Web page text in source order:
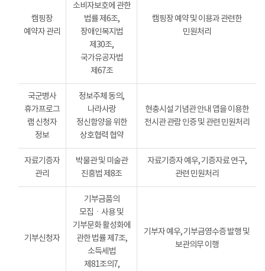
캠핑장
예약자 관리
소비자보호에 관한
법률 제6조,
장애인복지법
제30조,
국가유공자법
제67조
캠핑장 예약 및 이용과 관련한
민원처리
국군병사
휴가프로그
램 신청자
정보
정보주체 동의,
나라사랑
정신함양을 위한
상호협력 협약
현충시설 기념관 안내 앱을 이용한
전시관 관람 인증 및 관련 민원처리
자료기증자
관리
박물관 및 미술관
진흥법 제8조
자료기증자 예우, 기증자료 연구,
관련 민원처리
기부신청자
기부금품의
모집ㆍ사용 및
기부문화 활성화에
관한 법률 제7조,
소득세법
제81조의7,
기부자 예우, 기부금영수증 발행 및
보관의무 이행